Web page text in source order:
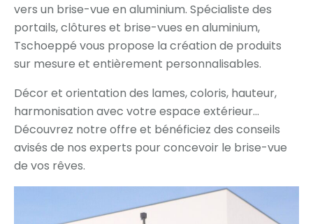
vers un brise-vue en aluminium. Spécialiste des
portails, clôtures et brise-vues en aluminium,
Tschoeppé vous propose la création de produits
sur mesure et entièrement personnalisables.
Décor et orientation des lames, coloris, hauteur,
harmonisation avec votre espace extérieur…
Découvrez notre offre et bénéficiez des conseils
avisés de nos experts pour concevoir le brise-vue
de vos rêves.